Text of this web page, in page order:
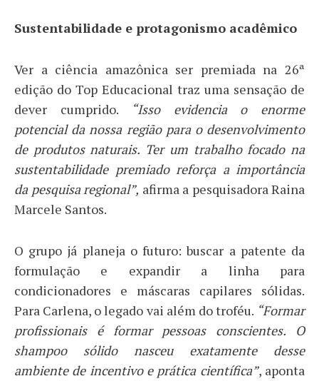
Sustentabilidade e protagonismo acadêmico
Ver a ciência amazônica ser premiada na 26ª
edição do Top Educacional traz uma sensação de
dever cumprido.
“Isso evidencia o enorme
potencial da nossa região para o desenvolvimento
de produtos naturais. Ter um trabalho focado na
sustentabilidade premiado reforça a importância
da pesquisa regional”, afirma a pesquisadora Raina
Marcele Santos.
O grupo já planeja o futuro: buscar a patente da
formulação e expandir a linha para
condicionadores e máscaras capilares sólidas.
Para Carlena, o legado vai além do troféu. “Formar
profissionais é formar pessoas conscientes. O
shampoo sólido nasceu exatamente desse
ambiente de incentivo e prática científica”, aponta